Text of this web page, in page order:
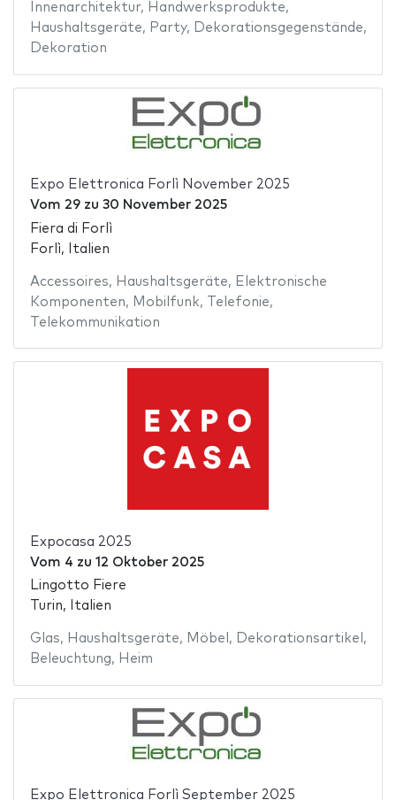
Innenarchitektur, Handwerksprodukte,
Haushaltsgeräte, Party, Dekorationsgegenstände,
Dekoration
Expo Elettronica Forlì November 2025
Vom 29zu 30 November 2025
Fiera di Forlì
Forlì, Italien
Accessoires, Haushaltsgeräte, Elektronische
Komponenten, Mobilfunk, Telefonie,
Telekommunikation
Expocasa 2025
Vom 4 zu 12 Oktober 2025
Lingotto Fiere
Turin, Italien
Glas, Haushaltsgeräte, Möbel , Dekorationsartikel ,
Beleuchtung, Heim
Expo Elettronica Forlì September 2025